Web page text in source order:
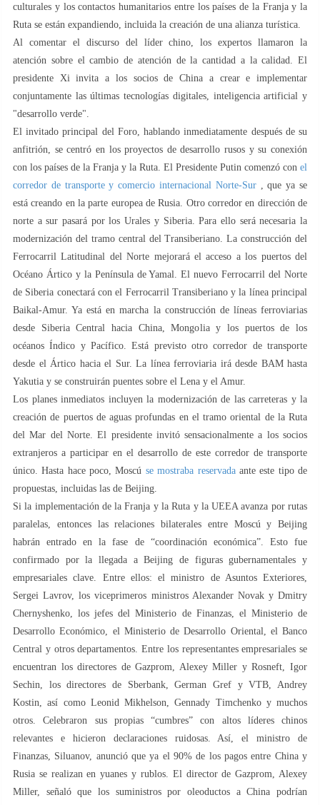
culturales y los contactos humanitarios entre los países de la Franja y la
Ruta se están expandiendo, incluida la creación de una alianza turística.
Al comentar el discurso del líder chino, los expertos llamaron la
atención sobre el cambio de atención de la cantidad a la calidad. El
presidente Xi invita a los socios de China a crear e implementar
conjuntamente las últimas tecnologías digitales, inteligencia artificial y
"desarrollo verde".
El invitado principal del Foro, hablando inmediatamente después de su
anfitrión, se centró en los proyectos de desarrollo rusos y su conexión
con los países de la Franja y la Ruta. El Presidente Putin comenzó con el
corredor de transporte y comercio internacional Norte-Sur, que ya se
está creando en la parte europea de Rusia. Otro corredor en dirección de
norte a sur pasará por los Urales y Siberia. Para ello será necesaria la
modernización del tramo central del Transiberiano. La construcción del
Ferrocarril Latitudinal del Norte mejorará el acceso a los puertos del
Océano Ártico y la Península de Yamal. El nuevo Ferrocarril del Norte
de Siberia conectará con el Ferrocarril Transiberiano y la línea principal
Baikal-Amur. Ya está en marcha la construcción de líneas ferroviarias
desde Siberia Central hacia China, Mongolia y los puertos de los
océanos Índico y Pacífico. Está previsto otro corredor de transporte
desde el Ártico hacia el Sur. La línea ferroviaria irá desde BAM hasta
Yakutia y se construirán puentes sobre el Lena y el Amur.
Los planes inmediatos incluyen la modernización de las carreteras y la
creación de puertos de aguas profundas en el tramo oriental de la Ruta
del Mar del Norte. El presidente invitó sensacionalmente a los socios
extranjeros a participar en el desarrollo de este corredor de transporte
único. Hasta hace poco, Moscú se mostraba reservadaante este tipo de
propuestas, incluidas las de Beijing.
Si la implementación de la Franja y la Ruta y la UEEA avanza por rutas
paralelas, entonces las relaciones bilaterales entre Moscú y Beijing
habrán entrado en la fase de “coordinación económica”. Esto fue
confirmado por la llegada a Beijing de figuras gubernamentales y
empresariales clave. Entre ellos: el ministro de Asuntos Exteriores,
Sergei Lavrov, los viceprimeros ministros Alexander Novak y Dmitry
Chernyshenko, los jefes del Ministerio de Finanzas, el Ministerio de
Desarrollo Económico, el Ministerio de Desarrollo Oriental, el Banco
Central y otros departamentos. Entre los representantes empresariales se
encuentran los directores de Gazprom, Alexey Miller y Rosneft, Igor
Sechin, los directores de Sberbank, German Gref y VTB, Andrey
Kostin, así como Leonid Mikhelson, Gennady Timchenko y muchos
otros. Celebraron sus propias “cumbres” con altos líderes chinos
relevantes e hicieron declaraciones ruidosas. Así, el ministro de
Finanzas, Siluanov, anunció que ya el 90% de los pagos entre China y
Rusia se realizan en yuanes y rublos. El director de Gazprom, Alexey
Miller, señaló que los suministros por oleoductos a China podrían